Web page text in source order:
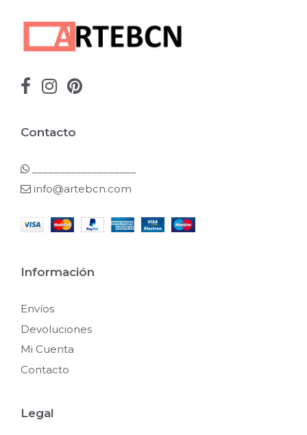
Contacto
info@artebcn.com
Información
Envíos
Devoluciones
Mi Cuenta
Contacto
Legal